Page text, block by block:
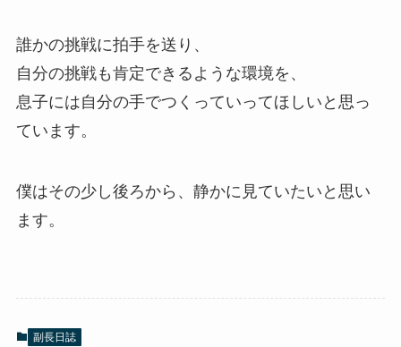
誰かの挑戦に拍手を送り、
自分の挑戦も肯定できるような環境を、
息子には自分の手でつくっていってほしいと思っ
ています。
僕はその少し後ろから、静かに見ていたいと思い
ます。
副長日誌